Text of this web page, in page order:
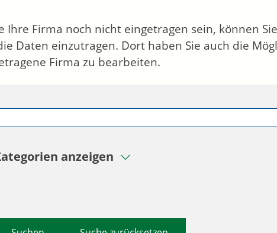
Ihre Firma noch nicht eingetragen sein, können
Daten einzutragen. Dort haben Sie auch die
Firma zu bearbeiten.
anzeigen